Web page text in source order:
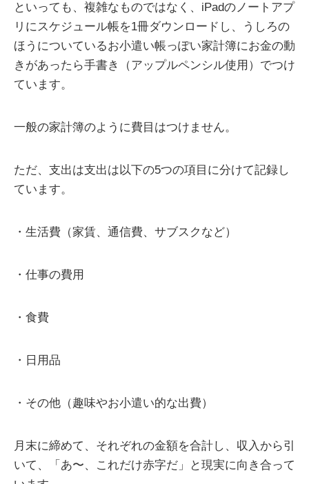
といっても、複雑なものではなく、iPadのノートアプ
リにスケジュール帳を1冊ダウンロードし、うしろの
ほうについているお小遣い帳っぽい家計簿にお金の動
きがあったら手書き（アップルペンシル使用）でつけ
ています。
一般の家計簿のように費目はつけません。
ただ、支出は支出は以下の5つの項目に分けて記録し
ています。
・生活費（家賃、通信費、サブスクなど）
・仕事の費用
・食費
・日用品
・その他（趣味やお小遣い的な出費）
月末に締めて、それぞれの金額を合計し、収入から引
いて、「あ〜、これだけ赤字だ」と現実に向き合って